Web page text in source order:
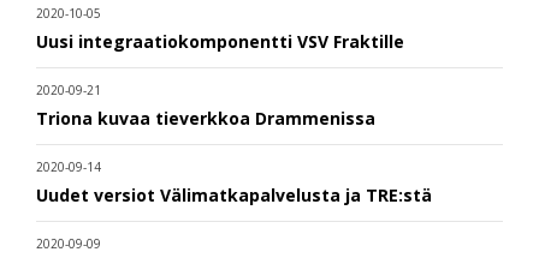
2020-10-05
Uusi integraatiokomponentti VSV Fraktille
2020-09-21
Triona kuvaa tieverkkoa Drammenissa
2020-09-14
Uudet versiot Välimatkapalvelusta ja TRE:stä
2020-09-09